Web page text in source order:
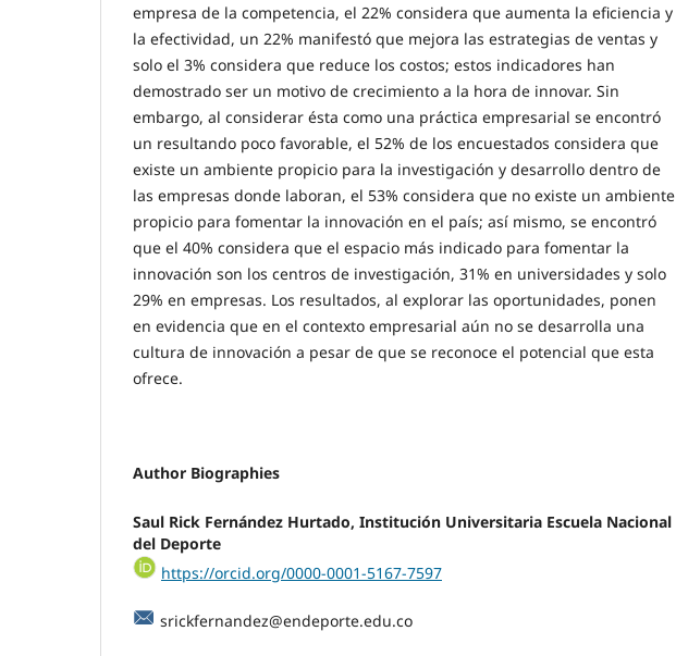
empresa de la competencia, el 22% considera que aumenta la eficiencia y
la efectividad, un 22% manifestó que mejora las estrategias de ventas y
solo el 3% considera que reduce los costos; estos indicadores han
demostrado ser un motivo de crecimiento a la hora de innovar. Sin
embargo, al considerar ésta como una práctica empresarial se encontró
un resultando poco favorable, el 52% de los encuestados considera que
existe un ambiente propicio para la investigación y desarrollo dentro de
las empresas donde laboran, el 53% considera que no existe un ambiente
propicio para fomentar la innovación en el país; así mismo, se encontró
que el 40% considera que el espacio más indicado para fomentar la
innovación son los centros de investigación, 31% en universidades y solo
29% en empresas. Los resultados, al explorar las oportunidades, ponen
en evidencia que en el contexto empresarial aún no se desarrolla una
cultura de innovación a pesar de que se reconoce el potencial que esta
ofrece.
Author Biographies
Saul Rick Fernández Hurtado, Institución Universitaria Escuela Nacional
del Deporte
https://orcid.org/0000-0001-5167-7597
srickfernandez@endeporte.edu.co